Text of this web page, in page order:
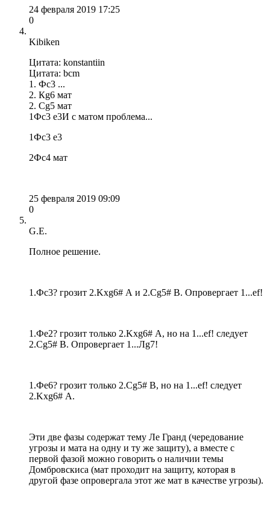
24 февраля 2019 17:25
0
Kibiken
Цитата: konstantiin
Цитата: bcm
1. Фс3 ...
2. Кg6 мат
2. Сg5 мат
1Фс3 е3И с матом проблема...
1Фс3 е3
2Фс4 мат
25 февраля 2019 09:09
0
G.E.
Полное решение.
1.Фс3? грозит 2.Kxg6# А и 2.Сg5# B. Опровергает 1...ef!
1.Фе2? грозит только 2.Kxg6# А, но на 1...ef! следует
2.Сg5# B. Опровергает 1...Лg7!
1.Фе6? грозит только 2.Сg5# B, но на 1...ef! следует
2.Kxg6# А.
Эти две фазы содержат тему Ле Гранд (чередование
угрозы и мата на одну и ту же защиту), а вместе с
первой фазой можно говорить о наличии темы
Домбровскиса (мат проходит на защиту, которая в
другой фазе опровергала этот же мат в качестве угрозы).